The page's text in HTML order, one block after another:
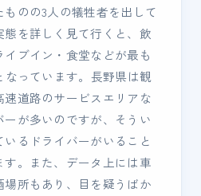
のの3人の犠牲者を出して
を詳しく見て行くと、飲
ブイン・食堂などが最も
なっています。長野県は観
道路のサービスエリアな
が多いのですが、そうい
るドライバーがいること
。また、データ上には車
所もあり、目を疑うばか